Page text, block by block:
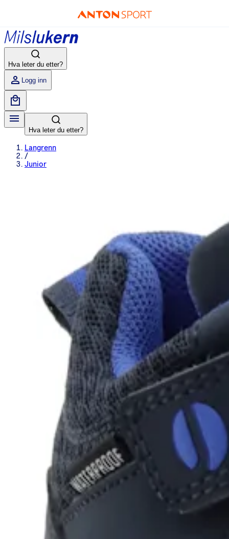
Hva leter du etter?
Logg inn
Hva leter du etter?
Langrenn
/
Junior